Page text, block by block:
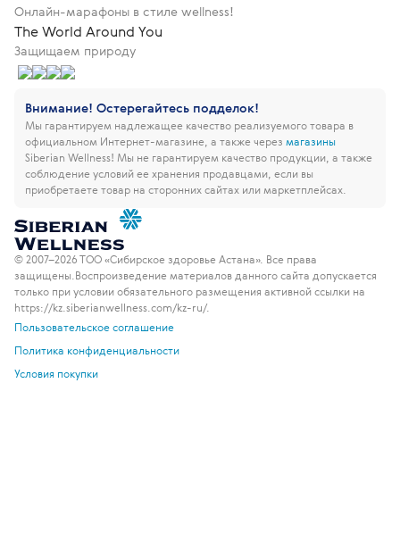
Онлайн-марафоны в стиле wellness!
The World Around You
Защищаем природу
Внимание! Остерегайтесь подделок!
Мы гарантируем надлежащее качество реализуемого товара в
официальном Интернет-магазине, а также через магазины
Siberian Wellness! Мы не гарантируем качество продукции, а также
соблюдение условий ее хранения продавцами, если вы
приобретаете товар на сторонних сайтах или маркетплейсах.
© 2007–2026 ТОО «Сибирское здоровье Астана». Все права
защищены. Воспроизведение материалов данного сайта допускается
только при условии обязательного размещения активной ссылки на
https://kz.siberianwellness.com/kz-ru/.
Пользовательское соглашение
Политика конфиденциальности
Условия покупки